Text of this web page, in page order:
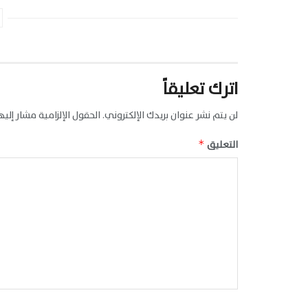
اترك تعليقاً
لن يتم نشر عنوان بريدك الإلكتروني. الحقول الإلزامية مشار
التعليق *